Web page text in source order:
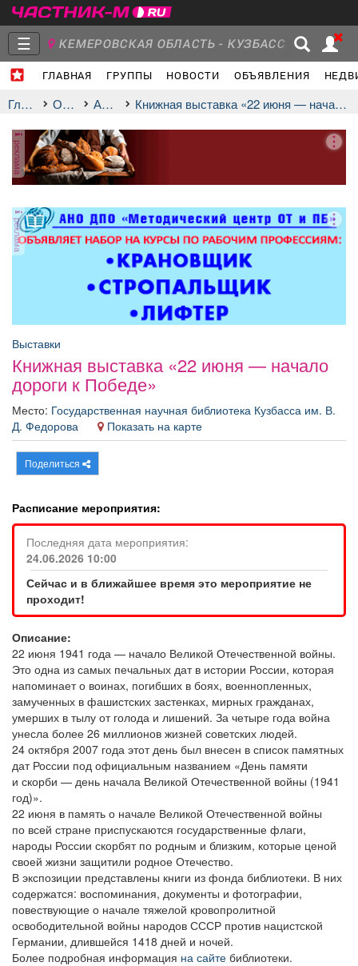
☰ КЕМЕРОВСКАЯ ОБЛАСТЬ - КУЗБАСС
ГЛАВНАЯ ГРУППЫ НОВОСТИ ОБЪЯВЛЕНИЯ
Объявления Недвижимость Услуги
Афиша Обучение Проекты
Товары
ТВ программа Я - пенсионер
Главная Отдых афиша Книжная выставка «22 июня — начало дороги к Победе»
реклама
реклама
Выставки
Книжная выставка «22 июня — начало
дороги к Победе»
Место: Государственная научная библиотека Кузбасса им. В.
Д. Федорова
Показать на карте
Поделиться
Расписание мероприятия:
Последняя дата мероприятия:
24.06.2026 10:00
Сейчас и в ближайшее время это мероприятие не
проходит!
Описание:
22 июня 1941 года — начало Великой Отечественной войны.
Это одна из самых печальных дат в истории России, которая
напоминает о воинах, погибших в боях, военнопленных,
замученных в фашистских застенках, мирных гражданах,
умерших в тылу от голода и лишений. За четыре года война
унесла более 26 миллионов жизней советских людей.
24 октября 2007 года этот день был внесен в список памятных
дат России под официальным названием «День памяти
и скорби — день начала Великой Отечественной войны (1941
год)».
22 июня в память о начале Великой Отечественной войны
по всей стране приспускаются государственные флаги,
народы России скорбят по родным и близким, которые ценой
своей жизни защитили родное Отечество.
В экспозиции представлены книги из фонда библиотеки. В них
содержатся: воспоминания, документы и фотографии,
повествующие о начале тяжелой кровопролитной
освободительной войны народов СССР против нацистской
Германии, длившейся 1418 дней и ночей.
Более подробная информация на сайте библиотеки.